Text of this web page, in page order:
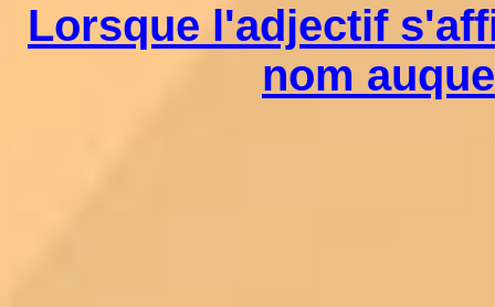
Lorsque l'adjectif
nom